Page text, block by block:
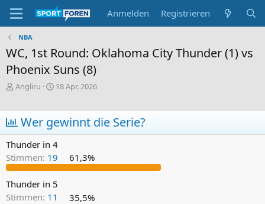
Anmelden Registrieren
NBA
WC, 1st Round: Oklahoma City Thunder (1) vs
Phoenix Suns (8)
E
t
e
l
e
r
Angliru
E
t
e
l
t
a
m
18 Apr. 2026
Wer gewinnt die Serie?
Thunder in 4
Stimmen: 19 61,3%
Thunder in 5
Stimmen: 11 35,5%